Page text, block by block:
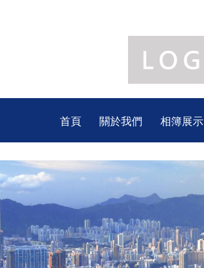
首頁 關於我們 相簿展示